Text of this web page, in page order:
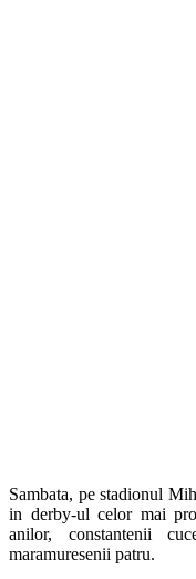
Sambata, pe stadionul
in derby-ul celor mai
anilor, constantenii
maramuresenii patru.